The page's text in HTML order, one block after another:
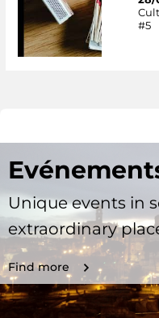
#5
Unique events in
extraordinary
Find more